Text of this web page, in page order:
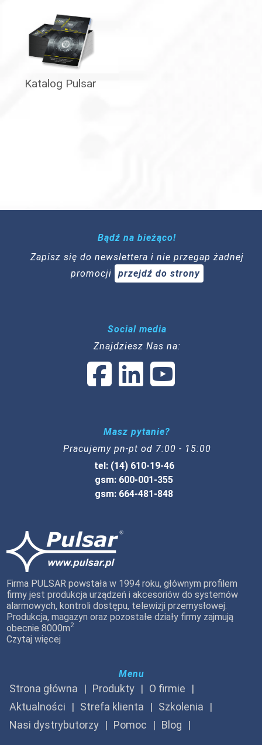
Katalog Pulsar
Bądź na bieżąco!
Zapisz się do newslettera i nie przegap żadnej
promocji
przejdź do strony
Social media
Znajdziesz Nas na:
Masz pytanie?
Pracujemy pn-pt od 7:00 - 15:00
tel: (14) 610-19-46
gsm: 600-001-355
gsm: 664-481-848
Firma PULSAR powstała w 1994 roku, głównym profilem
firmy jest produkcja urządzeń i akcesoriów do systemów
alarmowych, kontroli dostępu, telewizji przemysłowej.
Produkcja, magazyn oraz pozostałe działy firmy zajmują
obecnie 8000m2
Czytaj więcej
Menu
Strona główna Produkty
O firmie
Aktualności
Strefa klienta
Szkolenia
Nasi dystrybutorzy
Pomoc Blog